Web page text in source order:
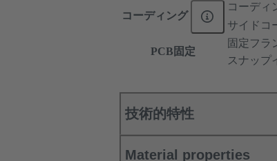
コーディング
コーディ
サイドコ
PCB固定
固定フラ
スナップ
技術的特性
Material properties